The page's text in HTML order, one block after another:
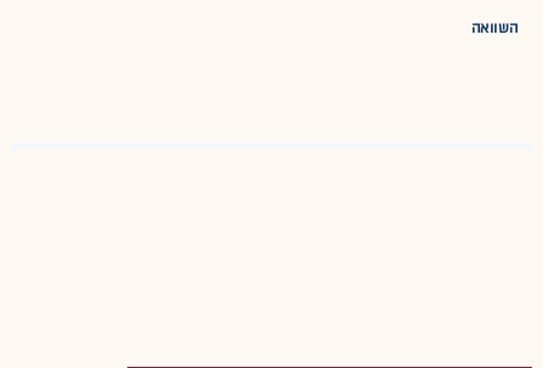
השוואה